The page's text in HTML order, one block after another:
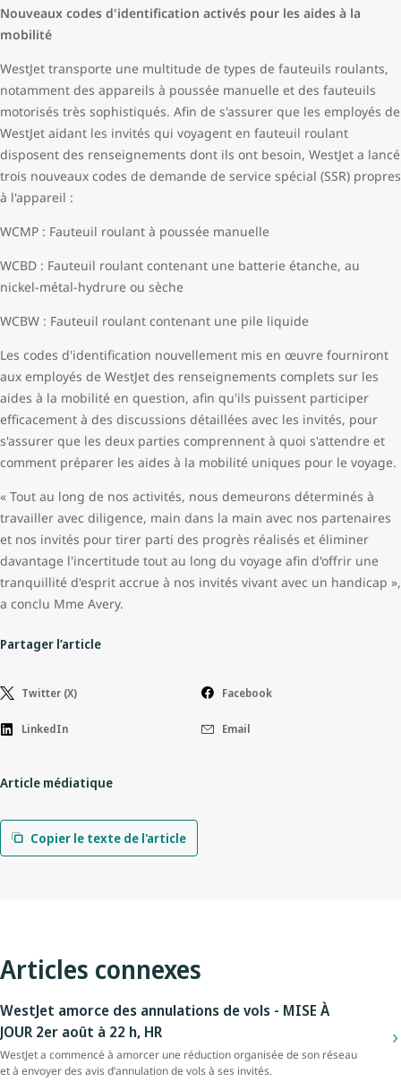
Nouveaux codes d'identification activés pour les aides à la
mobilité
WestJet transporte une multitude de types de fauteuils roulants,
notamment des appareils à poussée manuelle et des fauteuils
motorisés très sophistiqués. Afin de s'assurer que les employés de
WestJet aidant les invités qui voyagent en fauteuil roulant
disposent des renseignements dont ils ont besoin, WestJet a lancé
trois nouveaux codes de demande de service spécial (SSR) propres
à l'appareil :
WCMP : Fauteuil roulant à poussée manuelle
WCBD : Fauteuil roulant contenant une batterie étanche, au
nickel-métal-hydrure ou sèche
WCBW : Fauteuil roulant contenant une pile liquide
Les codes d'identification nouvellement mis en œuvre fourniront
aux employés de WestJet des renseignements complets sur les
aides à la mobilité en question, afin qu'ils puissent participer
efficacement à des discussions détaillées avec les invités, pour
s'assurer que les deux parties comprennent à quoi s'attendre et
comment préparer les aides à la mobilité uniques pour le voyage.
« Tout au long de nos activités, nous demeurons déterminés à
travailler avec diligence, main dans la main avec nos partenaires
et nos invités pour tirer parti des progrès réalisés et éliminer
davantage l'incertitude tout au long du voyage afin d'offrir une
tranquillité d'esprit accrue à nos invités vivant avec un handicap »,
a conclu Mme Avery.
Partager l’article
Twitter (X) Facebook
LinkedIn Email
Article médiatique
Copier le texte de l'article
Articles connexes
WestJet amorce des annulations de vols - MISE À
JOUR 2er août à 22 h, HR
WestJet a commencé à amorcer une réduction organisée de son réseau
et à envoyer des avis d’annulation de vols à ses invités.